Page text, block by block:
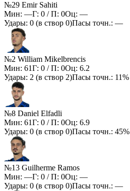
№29 Emir Sahiti
Мин: —Г: 0 / П: 0Оц: —
Удары: 0 (в створ 0)Пасы точн.: —
№2 William Mikelbrencis
Мин: 61Г: 0 / П: 0Оц: 6.2
Удары: 2 (в створ 2)Пасы точн.: 11%
№8 Daniel Elfadli
Мин: 61Г: 0 / П: 0Оц: 6.9
Удары: 0 (в створ 0)Пасы точн.: 45%
№13 Guilherme Ramos
Мин: —Г: 0 / П: 0Оц: —
Удары: 0 (в створ 0)Пасы точн.: —